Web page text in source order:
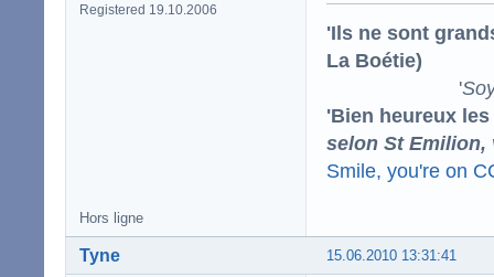
Registered 19.10.2006
'Ils ne sont
La Boétie)
'
'Bien heureux
selon St Emilion,
Smile, you're on
Hors ligne
15.06.2010 13:31:41
Tyne